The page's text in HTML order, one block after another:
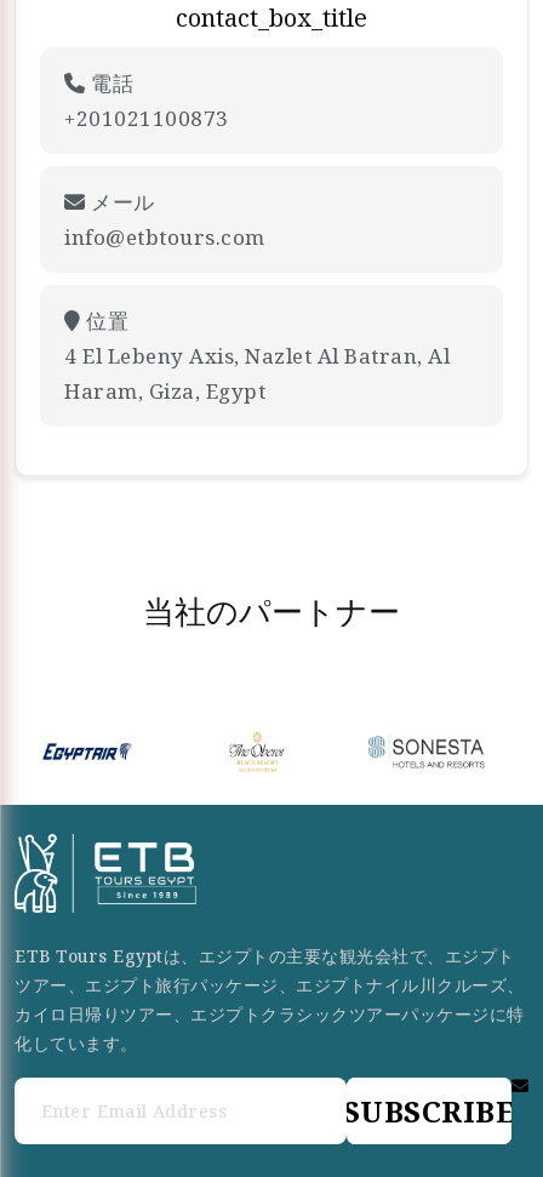
contact_box_title
電話
+201021100873
メール
info@etbtours.com
位置
4 El Lebeny Axis, Nazlet Al Batran, Al
Haram, Giza, Egypt
当社のパートナー
ETB Tours Egyptは、エジプトの主要な観光会社で、エジプト
ツアー、エジプト旅行パッケージ、エジプトナイル川クルーズ、
カイロ日帰りツアー、エジプトクラシックツアーパッケージに特
化しています。
SUBSCRIBE